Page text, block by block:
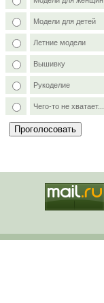
Модели для детей
Летние модели
Вышивку
Рукоделие
Чего-то не хватает...